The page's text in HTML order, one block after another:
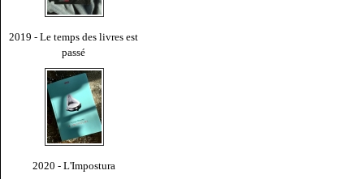
2019 - Le temps des livres est
passé
2020 - L'Impostura